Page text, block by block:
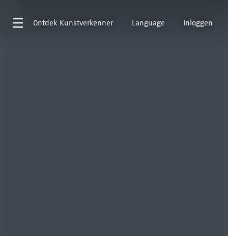
Ontdek Kunstverkenner Language Inloggen